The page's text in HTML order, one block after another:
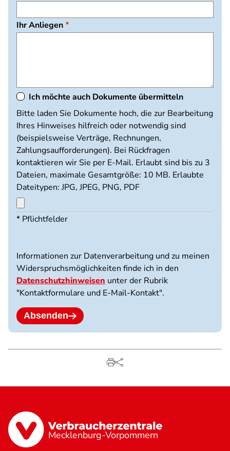
Ihr Anliegen
Ich möchte auch Dokumente übermitteln
Dokumente
hochladen
Bitte laden Sie Dokumente hoch, die zur Bearbeitung
Ihres Hinweises hilfreich oder notwendig sind
(beispielsweise Verträge, Rechnungen,
Zahlungsaufforderungen). Bei Rückfragen
kontaktieren wir Sie per E-Mail. Erlaubt sind bis zu 3
Dateien, maximale Gesamtgröße: 10 MB. Erlaubte
Dateitypen: JPG, JPEG, PNG, PDF
Maximal
möglich.
10
MB
Limit.
Erlaubte
jpg
jpeg
pdf.
* Pflichtfelder
Informationen zur Datenverarbeitung und zu meinen
Widerspruchsmöglichkeiten finde ich in den
Datenschutzhinweisen unter der Rubrik
"Kontaktformulare und E-Mail-Kontakt".
Absenden
Mecklenburg-Vorpommern